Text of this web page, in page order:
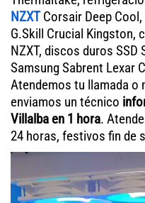
NZXTCorsair Deep Cool,
G.Skill Crucial Kingston,
NZXT, discos duros SSD
Samsung Sabrent Lexar
Atendemos tu llamada o
enviamos un técnico
Villalba en 1 hora.
24 horas, festivos fin de